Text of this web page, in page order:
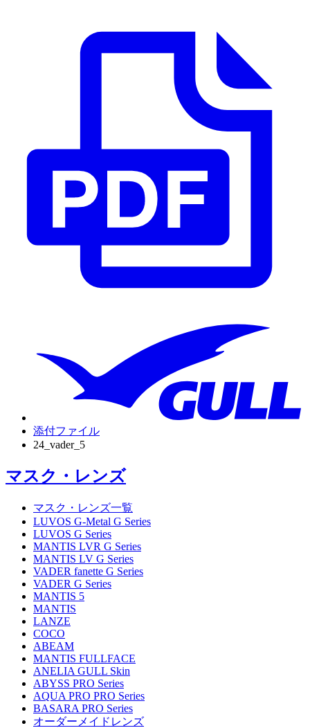
添付ファイル
24_vader_5
マスク・レンズ
マスク・レンズ一覧
LUVOS G-Metal G Series
LUVOS G Series
MANTIS LVR G Series
MANTIS LV G Series
VADER fanette G Series
VADER G Series
MANTIS 5
MANTIS
LANZE
COCO
ABEAM
MANTIS FULLFACE
ANELIA GULL Skin
ABYSS PRO Series
AQUA PRO PRO Series
BASARA PRO Series
オーダーメイドレンズ